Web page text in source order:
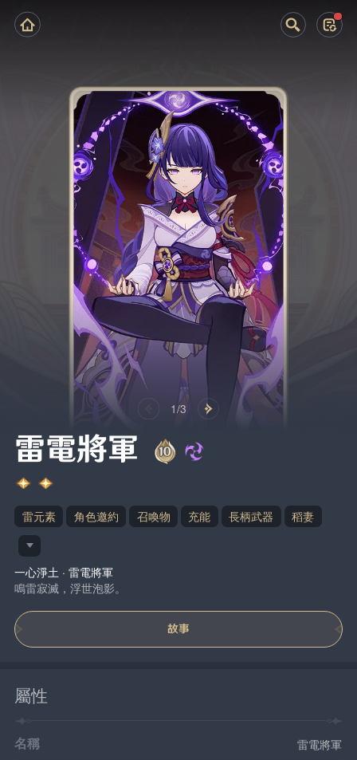
1/3
雷電將軍
雷元素 角色邀約 召喚物 充能 長柄武器 稻妻
一心淨土 · 雷電將軍
鳴雷寂滅，浮世泡影。
故事
屬性
名稱 雷電將軍